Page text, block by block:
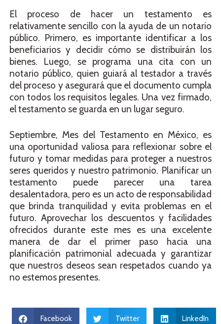
El proceso de hacer un testamento es
relativamente sencillo con la ayuda de un notario
público. Primero, es importante identificar a los
beneficiarios y decidir cómo se distribuirán los
bienes. Luego, se programa una cita con un
notario público, quien guiará al testador a través
del proceso y asegurará que el documento cumpla
con todos los requisitos legales. Una vez firmado,
el testamento se guarda en un lugar seguro.
Septiembre, Mes del Testamento en México, es
una oportunidad valiosa para reflexionar sobre el
futuro y tomar medidas para proteger a nuestros
seres queridos y nuestro patrimonio. Planificar un
testamento puede parecer una tarea
desalentadora, pero es un acto de responsabilidad
que brinda tranquilidad y evita problemas en el
futuro. Aprovechar los descuentos y facilidades
ofrecidos durante este mes es una excelente
manera de dar el primer paso hacia una
planificación patrimonial adecuada y garantizar
que nuestros deseos sean respetados cuando ya
no estemos presentes.
Facebook Twitter LinkedIn